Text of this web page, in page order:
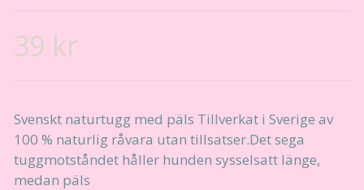
39 kr
Svenskt naturtugg med päls Tillverkat i Sverige av
100 % naturlig råvara utan tillsatser.Det sega
tuggmotståndet håller hunden sysselsatt länge,
medan päls